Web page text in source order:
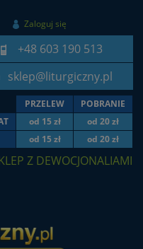
Zaloguj się
+48 603 190 513
sklep@liturgiczny.pl
PRZELEW POBRANIE
od 15 zł od 20 zł
od 15 zł od 20 zł
Z DEWOCJONALIAMI